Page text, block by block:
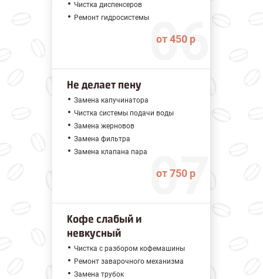
Чистка диспенсеров
Ремонт гидросистемы
от 450 р
Не делает пену
Замена капучинатора
Чистка системы подачи воды
Замена жерновов
Замена фильтра
Замена клапана пара
от 750 р
Кофе слабый и
невкусный
Чистка с разбором кофемашины
Ремонт заварочного механизма
Замена трубок